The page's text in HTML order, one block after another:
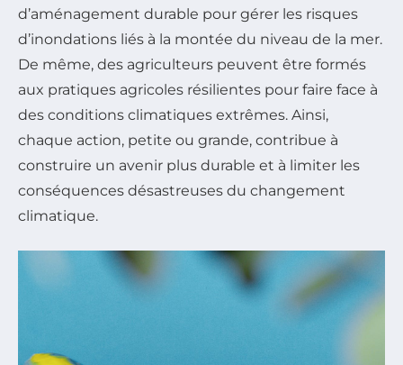
d’aménagement durable pour gérer les risques
d’inondations liés à la montée du niveau de la mer.
De même, des agriculteurs peuvent être formés
aux pratiques agricoles résilientes pour faire face à
des conditions climatiques extrêmes. Ainsi,
chaque action, petite ou grande, contribue à
construire un avenir plus durable et à limiter les
conséquences désastreuses du changement
climatique.